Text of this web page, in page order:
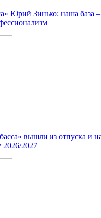
Юрий Зинько: наша база –
вышли из отпуска и
2026/2027